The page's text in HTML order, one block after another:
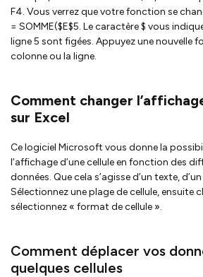
F4. Vous verrez que votre fonction se
= SOMME($E$5. Le caractère $ vous
ligne 5 sont figées. Appuyez une nouvelle
colonne ou la ligne.
Comment changer
sur Excel
Ce logiciel Microsoft vous donne la
l’affichage d’une cellule en fonction des
données. Que cela s’agisse d’un texte,
Sélectionnez une plage de cellule, ensuite
sélectionnez « format de cellule ».
Comment déplacer vos
quelques cellules